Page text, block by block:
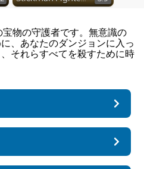
物の守護者です。無意識の
、あなたのダンジョンに入っ
それらすべてを殺すために時